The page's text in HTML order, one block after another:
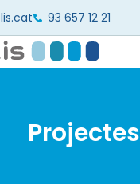
93 657 12 21
Projectes